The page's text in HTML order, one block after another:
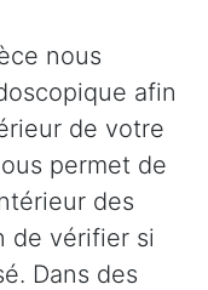
nous
afin
de votre
permet de
des
de vérifier si
Dans des